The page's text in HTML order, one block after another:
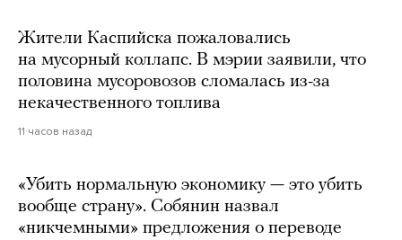
Жители Каспийска пожаловались
на мусорный коллапс. В мэрии заявили, что
половина мусоровозов сломалась из-за
некачественного топлива
11 часов назад
«Убить нормальную экономику — это убить
вообще страну». Собянин назвал
«никчемными» предложения о переводе